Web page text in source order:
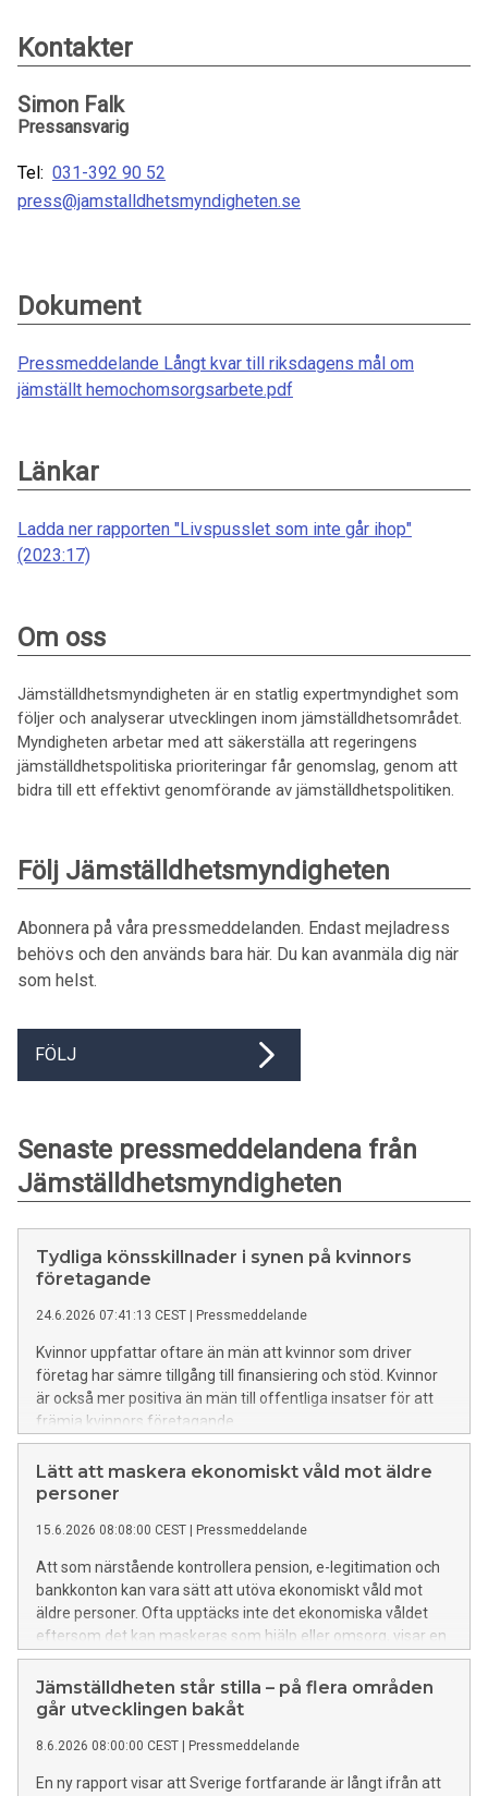
Kontakter
Simon Falk
Pressansvarig
Tel: 031-392 90 52
press@jamstalldhetsmyndigheten.se
Dokument
Pressmeddelande Långt kvar till riksdagens mål om
jämställt hemochomsorgsarbete.pdf
Länkar
Ladda ner rapporten "Livspusslet som inte går ihop"
(2023:17)
Om oss
Jämställdhetsmyndigheten är en statlig expertmyndighet som
följer och analyserar utvecklingen inom jämställdhetsområdet.
Myndigheten arbetar med att säkerställa att regeringens
jämställdhetspolitiska prioriteringar får genomslag, genom att
bidra till ett effektivt genomförande av jämställdhetspolitiken.
Följ Jämställdhetsmyndigheten
Abonnera på våra pressmeddelanden. Endast mejladress
behövs och den används bara här. Du kan avanmäla dig när
som helst.
FÖLJ
Senaste pressmeddelandena från
Jämställdhetsmyndigheten
Tydliga könsskillnader i synen på kvinnors
företagande
24.6.2026 07:41:13 CEST Pressmeddelande
Kvinnor uppfattar oftare än män att kvinnor som driver
företag har sämre tillgång till finansiering och stöd. Kvinnor
är också mer positiva än män till offentliga insatser för att
främja kvinnors företagande.
Lätt att maskera ekonomiskt våld mot äldre
personer
15.6.2026 08:08:00 CEST Pressmeddelande
Att som närstående kontrollera pension, e-legitimation och
bankkonton kan vara sätt att utöva ekonomiskt våld mot
äldre personer. Ofta upptäcks inte det ekonomiska våldet
eftersom det kan maskeras som hjälp eller omsorg, visar en
ny rapport.
Jämställdheten står stilla – på flera områden
går utvecklingen bakåt
8.6.2026 08:00:00 CEST Pressmeddelande
En ny rapport visar att Sverige fortfarande är långt ifrån att